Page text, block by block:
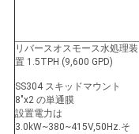
リバースオスモース水処理装
置 1.5TPH (9,600 GPD)
SS304 スキッドマウント
8"x2 の単通膜
設置電力は
3.0kW~380~415V,50Hz.そ